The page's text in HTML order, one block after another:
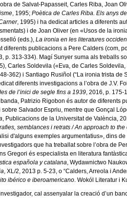
de Salvat-Papasseit, Carles Riba, Joan
, 1995; Poètica de Carles Riba. Els anys
, 1995) i ha dedicat articles a diferents
i de Joan Oliver (en «Usos de la
(eds.), La ironia en les literatures
publicacions a Pere Calders (com,
p. 313-334). Magí Sunyer suma als treballs
Carles Soldevila («Eva, de Carles
362) i Santiago Rusiñol (“La ironia trista de
diferents investigacions a l’obra de J.V.
de l’inici de segle fins a 1939, 2016, p. 175-
Patrizio Rigobon és autor de diferents
Salvador Espriu, mentre que Gonçal
, Publicacions de la Universitat de València,
semblances i retrats / An approach to
d'alguns exemples argumentatius», dins
que ha treballat sobre l’obra de
Gregori és especialista en literatura
española y catalana, Wydawnictwo
, XL/2, 2013 p. 5-23, o “Calders, Arreola i
ibérico e iberoamericano. Wokól Literatur i
cal assenyalar la creació d’un